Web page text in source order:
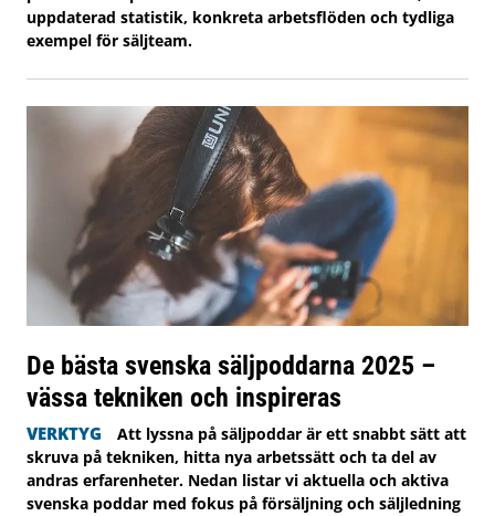
uppdaterad statistik, konkreta arbetsflöden och tydliga
exempel för säljteam.
De bästa svenska säljpoddarna 2025 –
vässa tekniken och inspireras
VERKTYG
Att lyssna på säljpoddar är ett snabbt sätt att
skruva på tekniken, hitta nya arbetssätt och ta del av
andras erfarenheter. Nedan listar vi aktuella och aktiva
svenska poddar med fokus på försäljning och säljledning